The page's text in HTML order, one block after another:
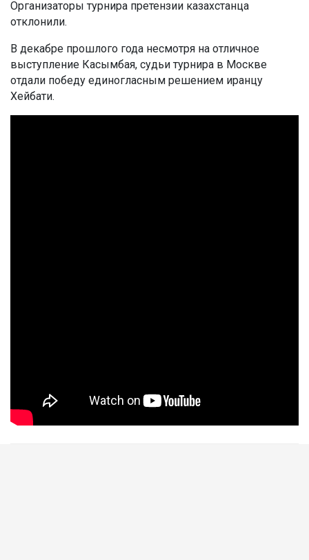
Организаторы турнира претензии казахстанца
отклонили.
В декабре прошлого года несмотря на отличное
выступление Касымбая, судьи турнира в Москве
отдали победу единогласным решением иранцу
Хейбати.